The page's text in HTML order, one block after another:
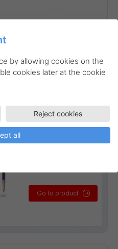
Go to product
by allowing cookies on the
cookies later at the cookie
Reject cookies
all